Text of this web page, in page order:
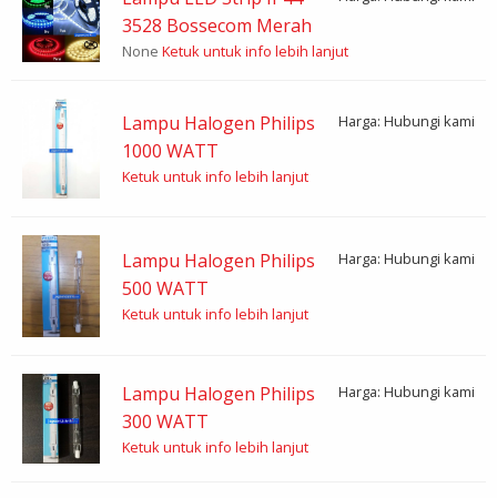
3528 Bossecom Merah
None Ketuk untuk info lebih lanjut
Lampu Halogen Philips
1000 WATT
Harga: Hubungi kami
Ketuk untuk info lebih lanjut
Lampu Halogen Philips
500 WATT
Harga: Hubungi kami
Ketuk untuk info lebih lanjut
Lampu Halogen Philips
300 WATT
Harga: Hubungi kami
Ketuk untuk info lebih lanjut